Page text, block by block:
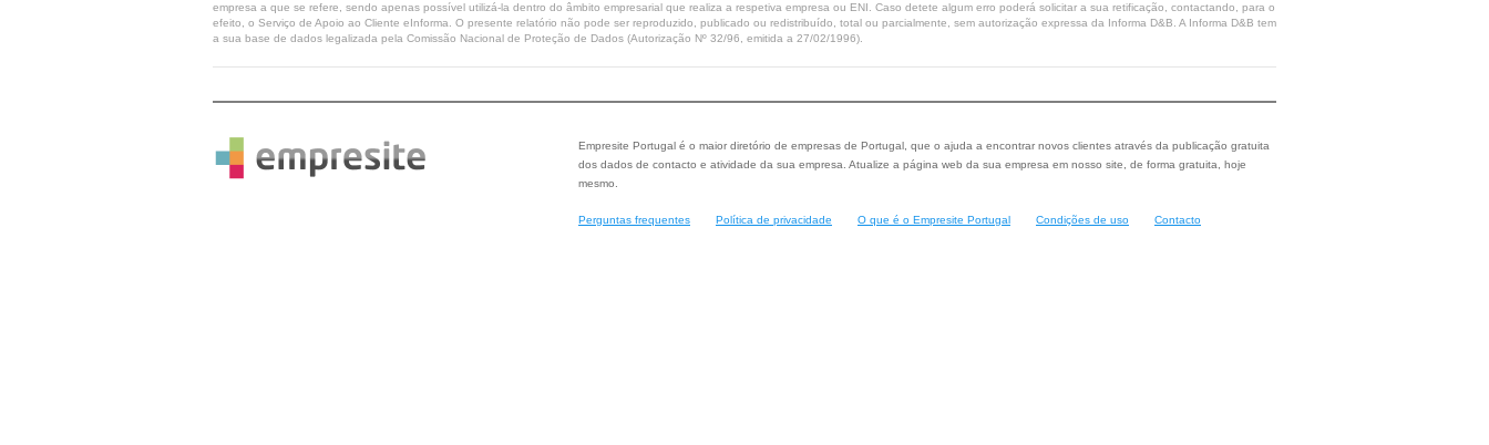
empresa a que se refere, sendo apenas possível utilizá-la dentro do âmbito empresarial que realiza a respetiva empresa ou ENI. Caso detete algum erro poderá solicitar a sua retificação, contactando, para o
efeito, o Serviço de Apoio ao Cliente eInforma. O presente relatório não pode ser reproduzido, publicado ou redistribuído, total ou parcialmente, sem autorização expressa da Informa D&B. A Informa D&B tem
a sua base de dados legalizada pela Comissão Nacional de Proteção de Dados (Autorização Nº 32/96, emitida a 27/02/1996).
Empresite Portugal é o maior diretório de empresas de Portugal, que o ajuda a encontrar novos clientes através da publicação gratuita
dos dados de contacto e atividade da sua empresa. Atualize a página web da sua empresa em nosso site, de forma gratuita, hoje
mesmo.
Perguntas frequentes Política de privacidade O que é o Empresite Portugal Condições de uso Contacto